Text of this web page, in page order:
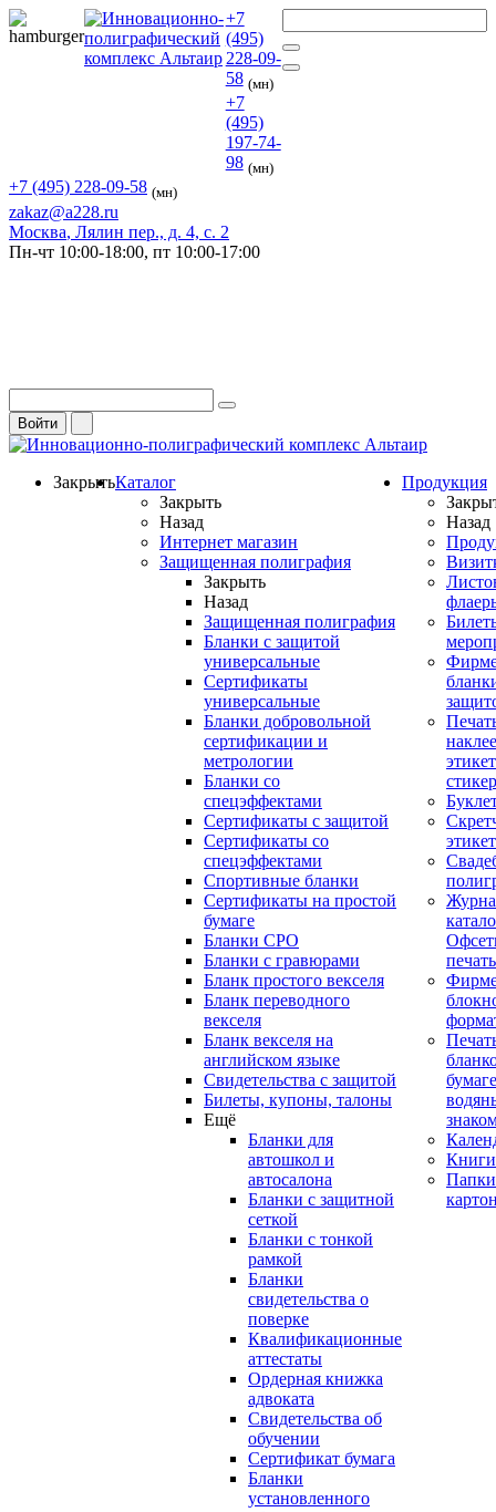
+7
(495)
228-09-
58 (мн)
+7
(495)
197-74-
98 (мн)
+7 (495) 228-09-58 (мн)
zakaz@a228.ru
Москва, Лялин пер., д. 4, с. 2
Пн-чт 10:00-18:00, пт 10:00-17:00
Войти
ЗакрытьКаталог
Закрыть
Назад
Интернет магазин
Защищенная полиграфия
Закрыть
Назад
Защищенная полиграфия
Бланки с защитой
универсальные
Сертификаты
универсальные
Бланки добровольной
сертификации и
метрологии
Бланки со
спецэффектами
Сертификаты с защитой
Сертификаты со
спецэффектами
Спортивные бланки
Cертификаты на простой
бумаге
Бланки СРО
Бланки с гравюрами
Бланк простого векселя
Бланк переводного
векселя
Бланк векселя на
английском языке
Свидетельства с защитой
Билеты, купоны, талоны
Ещё
Бланки для
автошкол и
автосалона
Бланки с защитной
сеткой
Бланки с тонкой
рамкой
Бланки
свидетельства о
поверке
Квалификационные
аттестаты
Ордерная книжка
адвоката
Свидетельства об
обучении
Сертификат бумага
Бланки
установленного
Продукция
Назад
печать
Книги
Папки